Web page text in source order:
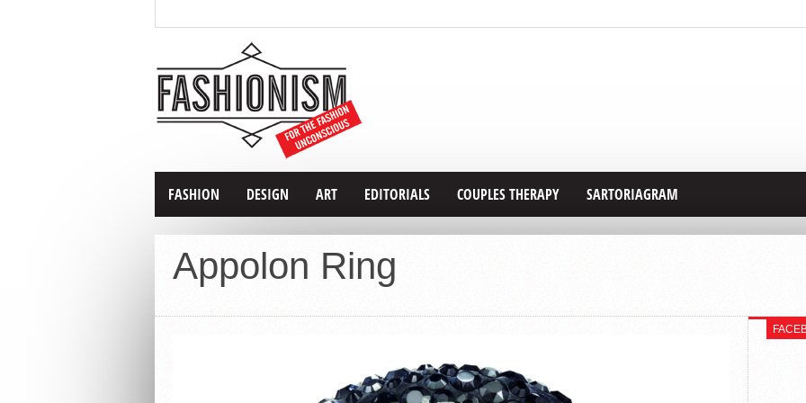
FASHION DESIGN ART EDITORIALS COUPLES THERAPY SARTORIAGRAM
Appolon Ring